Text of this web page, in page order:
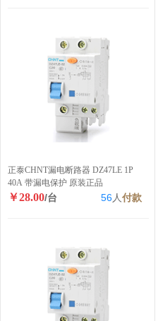
正泰CHNT漏电断路器 DZ47LE 1P
40A 带漏电保护 原装正品
￥28.00/台 56人付款